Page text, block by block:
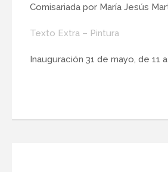
Comisariada por María Jesús
Texto Extra – Pintura
Inauguración 31 de mayo, de 11 a